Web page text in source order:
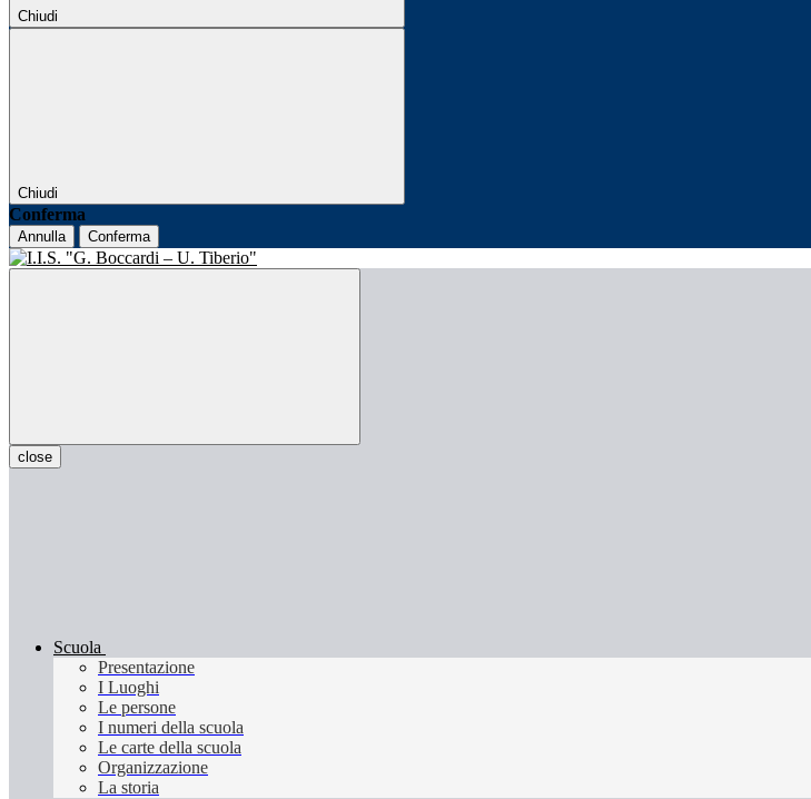
Chiudi
Chiudi
Conferma
Annulla Conferma
close
Scuola
Presentazione
I Luoghi
Le persone
I numeri della scuola
Le carte della scuola
Organizzazione
La storia